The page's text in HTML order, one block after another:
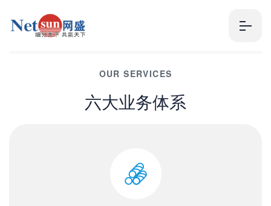
OUR SERVICES
六大业务体系